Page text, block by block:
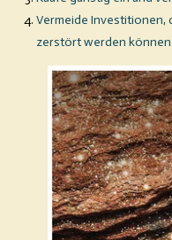
Vermeide Investitionen,
zerstört werden können.